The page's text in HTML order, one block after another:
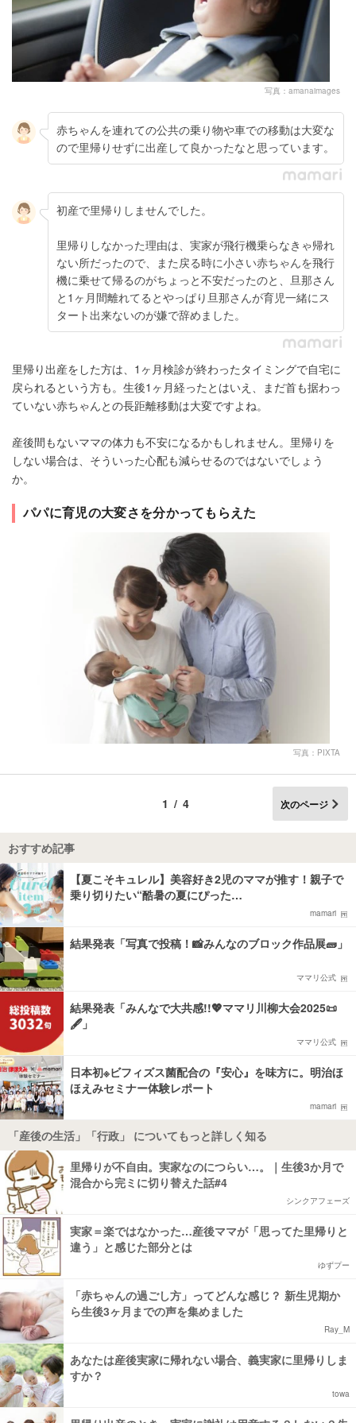
写真：amanaimages
赤ちゃんを連れての公共の乗り物や車での移動は大変な
ので里帰りせずに出産して良かったなと思っています。
初産で里帰りしませんでした。
里帰りしなかった理由は、実家が飛行機乗らなきゃ帰れ
ない所だったので、また戻る時に小さい赤ちゃんを飛行
機に乗せて帰るのがちょっと不安だったのと、旦那さん
と1ヶ月間離れてるとやっぱり旦那さんが育児一緒にス
タート出来ないのが嫌で辞めました。
里帰り出産をした方は、1ヶ月検診が終わったタイミングで自宅に
戻られるという方も。生後1ヶ月経ったとはいえ、まだ首も据わっ
ていない赤ちゃんとの長距離移動は大変ですよね。
産後間もないママの体力も不安になるかもしれません。里帰りを
しない場合は、そういった心配も減らせるのではないでしょう
か。
パパに育児の大変さを分かってもらえた
写真：PIXTA
1/4 次のページ
おすすめ記事
【夏こそキュレル】美容好き2児のママが推す！親子で
乗り切りたい“酷暑の夏にぴった…
mamari
結果発表「写真で投稿！📸みんなのブロック作品展🧱」
ママリ公式
結果発表「みんなで大共感!!💖ママリ川柳大会2025📜
🖋️」
ママリ公式
日本初※ビフィズス菌配合の『安心』を味方に。明治ほ
ほえみセミナー体験レポート
mamari
「産後の生活」「行政」 についてもっと詳しく知る
里帰りが不自由。実家なのにつらい…。｜生後3か月で
混合から完ミに切り替えた話#4
シンクアフェーズ
実家＝楽ではなかった…産後ママが「思ってた里帰りと
違う」と感じた部分とは
ゆずプー
「赤ちゃんの過ごし方」ってどんな感じ？ 新生児期か
ら生後3ヶ月までの声を集めました
Ray_M
あなたは産後実家に帰れない場合、義実家に里帰りしま
すか？
towa